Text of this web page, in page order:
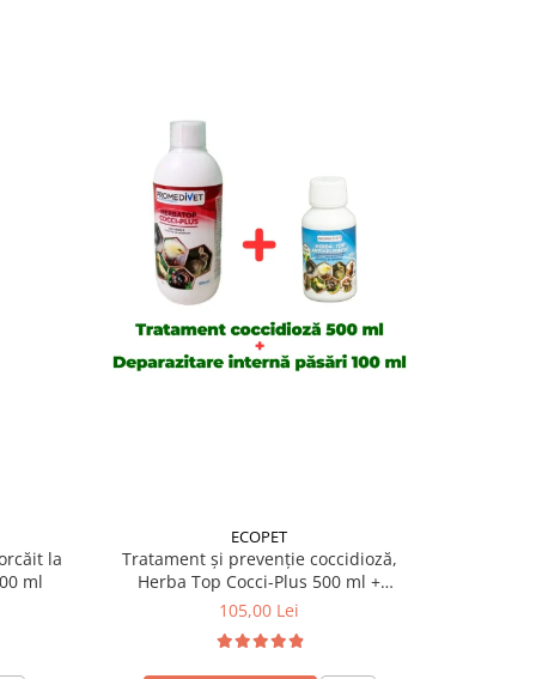
la
ml
ECOPET
Tratament și prevenție coccidioză,
Herba Top Cocci-Plus 500 ml +
Antiparazitar intern pentru păsări
105,00 Lei